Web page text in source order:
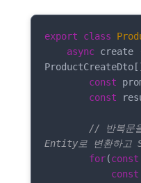
export class
async create
const
const
// 반복문
Entity로 변환하고
for(const
const